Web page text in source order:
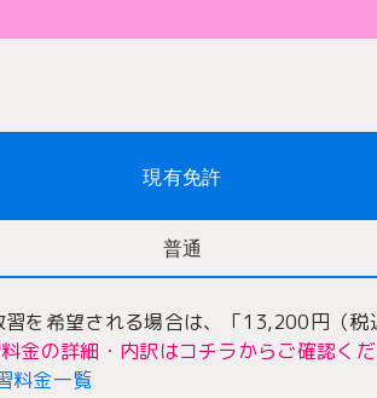
現有免許
普通
を希望される場合は、「13,200円（税
金の詳細・内訳はコチラからご確認くだ
料金一覧